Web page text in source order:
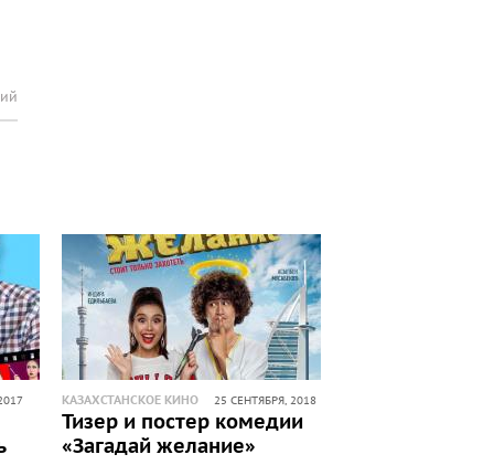
КАЗАХСТАНСКОЕ КИНО 25 СЕНТЯБРЯ, 2018
Тизер и постер комедии
«Загадай желание»